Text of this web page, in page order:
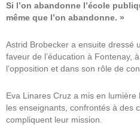
Si l’on abandonne l’école
même que l’on abandonne. »
Astrid Brobecker a ensuite dressé
faveur de l’éducation à Fontenay,
l’opposition et dans son rôle de
Eva Linares Cruz a mis en
les enseignants, confrontés à des
compliquent leur mission.